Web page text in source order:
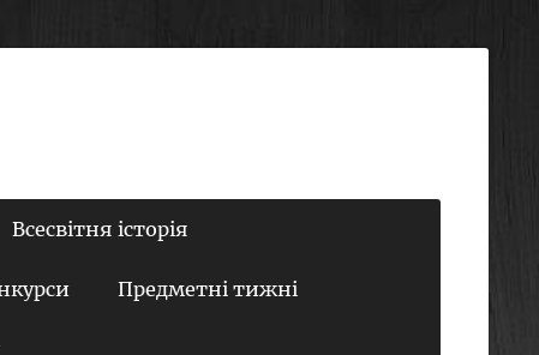
Всесвітня історія
Предметні тижні